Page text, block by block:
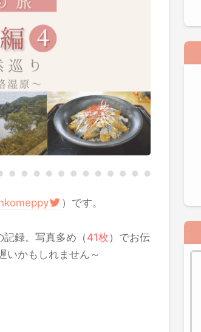
）です。
録。写真多め（41枚 ）でお伝
いかもしれません～